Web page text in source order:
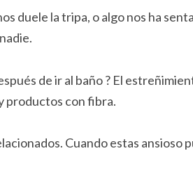
duele la tripa, o algo nos ha
de ir al baño ? El
productos con fibra.
Cuando estas ansioso